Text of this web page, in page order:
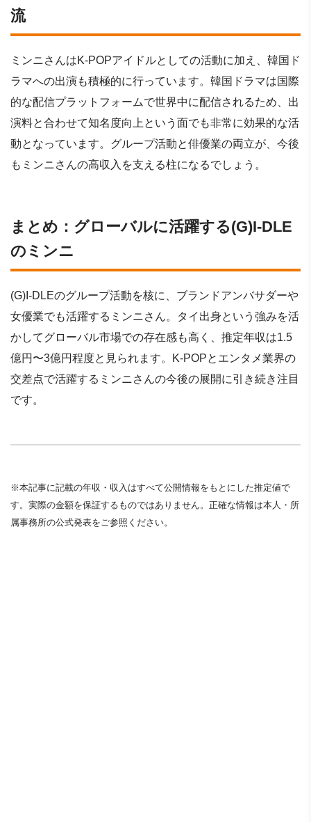
流
ミンニさんはK-POPアイドルとしての活動に加え、韓国ド
ラマへの出演も積極的に行っています。韓国ドラマは国際
的な配信プラットフォームで世界中に配信されるため、出
演料と合わせて知名度向上という面でも非常に効果的な活
動となっています。グループ活動と俳優業の両立が、今後
もミンニさんの高収入を支える柱になるでしょう。
まとめ：グローバルに活躍する(G)I-DLE
のミンニ
(G)I-DLEのグループ活動を核に、ブランドアンバサダーや
女優業でも活躍するミンニさん。タイ出身という強みを活
かしてグローバル市場での存在感も高く、推定年収は1.5
億円〜3億円程度と見られます。K-POPとエンタメ業界の
交差点で活躍するミンニさんの今後の展開に引き続き注目
です。
※本記事に記載の年収・収入はすべて公開情報をもとにした推定値で
す。実際の金額を保証するものではありません。正確な情報は本人・所
属事務所の公式発表をご参照ください。